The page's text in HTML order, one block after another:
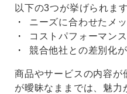
以下の3つが挙げられます
ニーズに合わせたメ
コストパフォーマン
競合他社との差別化
商品やサービスの内容が
が曖昧なままでは、魅力